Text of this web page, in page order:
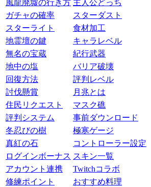
風龍廃墟の行き方 主人公どっち
ガチャの確率
スターダスト
スターライト
食材加工
地霊壇の鍵
キャラレベル
無名の宝蔵
紀行武器
地中の塩
バリア破壊
回復方法
評判レベル
討伐懸賞
月兆とは
住民リクエスト
マスク礁
評判システム
事前ダウンロード
冬忍びの樹
極寒ゲージ
真紅の石
コントローラー設定
ログインボーナス スキン一覧
アカウント連携
Twitchコラボ
修練ポイント
おすすめ料理